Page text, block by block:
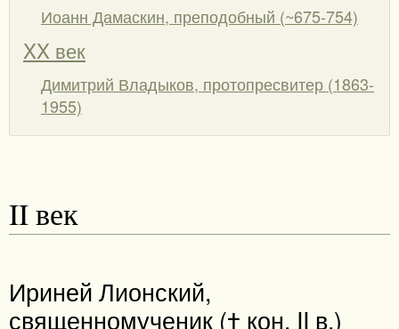
Иоанн Дамаскин, преподобный (~675-754)
XX век
Димитрий Владыков, протопресвитер (1863-
1955)
II век
Ириней Лионский,
священномученик († кон. II в.)